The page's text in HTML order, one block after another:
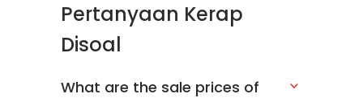
Pertanyaan Kerap
Disoal
What are the sale prices of